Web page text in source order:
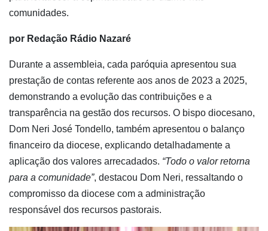
comunidades.
por Redação Rádio Nazaré
Durante a assembleia, cada paróquia apresentou sua
prestação de contas referente aos anos de 2023 a 2025,
demonstrando a evolução das contribuições e a
transparência na gestão dos recursos. O bispo diocesano,
Dom Neri José Tondello, também apresentou o balanço
financeiro da diocese, explicando detalhadamente a
aplicação dos valores arrecadados. “Todo o valor retorna
para a comunidade”, destacou Dom Neri, ressaltando o
compromisso da diocese com a administração
responsável dos recursos pastorais.